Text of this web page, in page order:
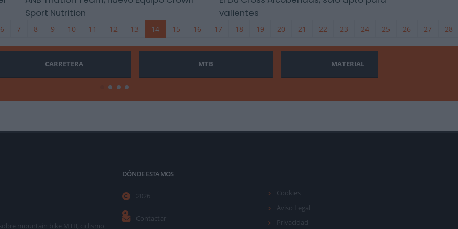
Sport Nutrition
valientes
6 7 8 9 10 11 12 13 14 15 16 17 18 19 20 21 22 23 24 25 26 27 28
CARRETERA MTB MATERIAL
mountain bike MTB, ciclismo
DÓNDE ESTAMOS
2026
Contactar
Cookies
Aviso Legal
Privacidad